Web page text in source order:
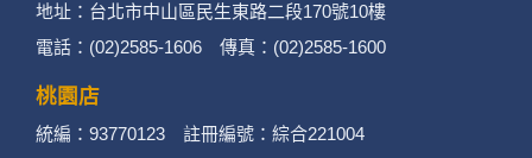
地址：台北市中山區民生東路二段170號10樓
電話：(02)2585-1606 傳真：(02)2585-1600
桃園店
統編：93770123 註冊編號：綜合221004